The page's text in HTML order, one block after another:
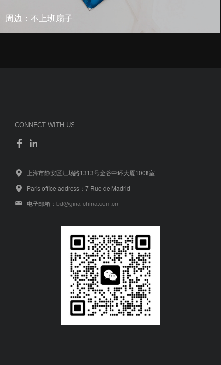
周边：不上班扇子
CONNECT WITH US
上海市静安区江场路1313号金谷中环大厦1008室
Paris office address：7 Rue de Madrid
电子邮箱： bd@gma-china.com.cn